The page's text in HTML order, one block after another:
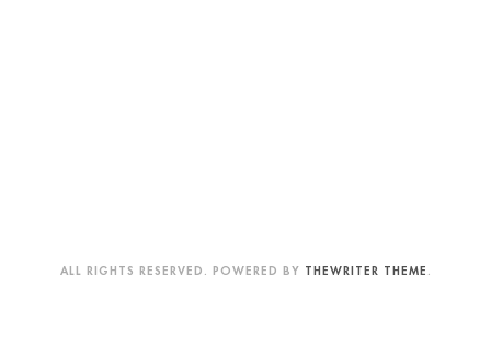
ALL RIGHTS RESERVED. POWERED BY THEWRITER THEME